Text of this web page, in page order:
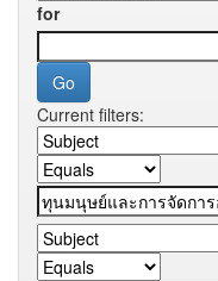
for
Current filters: